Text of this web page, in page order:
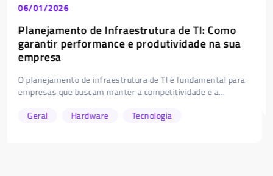
22/12/2025
Render Farm: quando vale a pena investir?
Se você trabalha com renderização 3D, animação, efeitos
visuais ou arquitetura, já vivenciou aquela situação...
Geral